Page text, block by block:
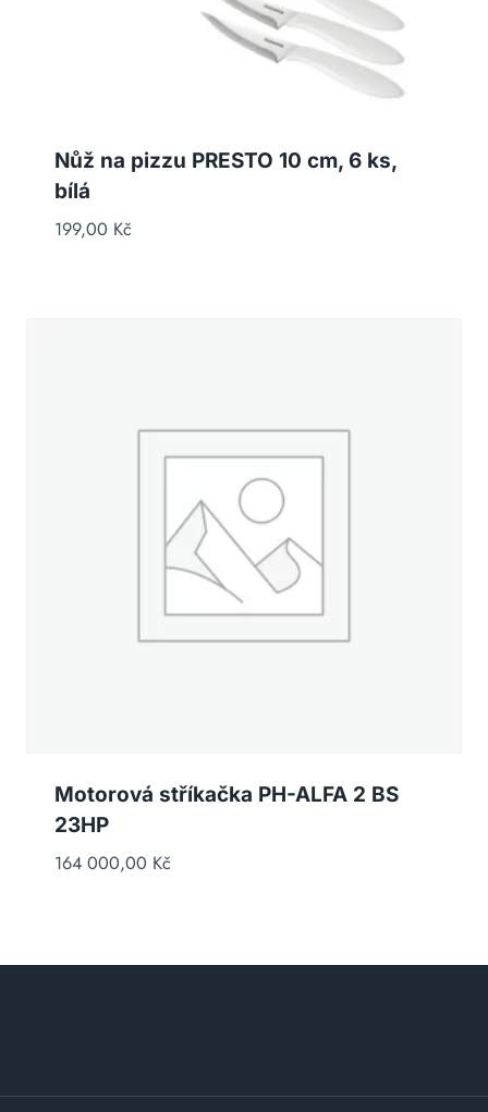
Nůž na pizzu PRESTO 10 cm, 6 ks,
bílá
199,00 Kč
Motorová stříkačka PH-ALFA 2 BS
23HP
164 000,00 Kč